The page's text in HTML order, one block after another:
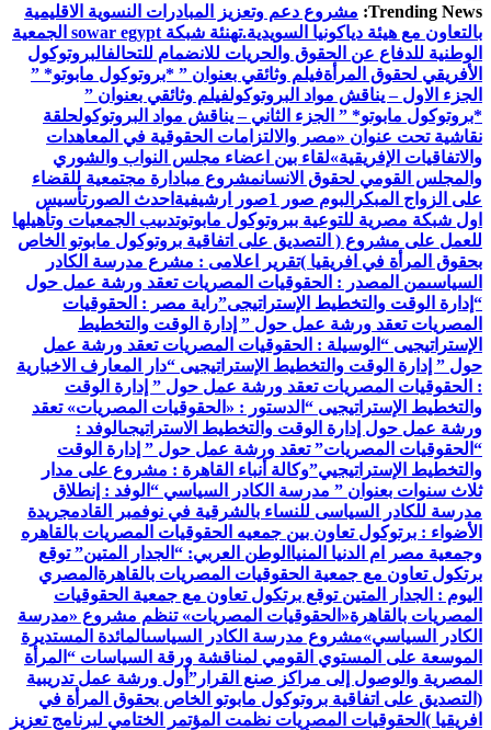
Trending News: مشروع دعم وتعزيز المبادرات النسوية الاقليمية
بالتعاون مع هيئة دياكونيا السويدية.
تهنئة شبكة sowar egypt الجمعية
الوطنية للدفاع عن الحقوق والحريات للانضمام للتحالفالبروتوكول
الأفريقي لحقوق المرأةفيلم وثائقي بعنوان ” *بروتوكول مابوتو* ”
الجزء الاول – يناقش مواد البروتوكولفيلم وثائقي بعنوان ”
*بروتوكول مابوتو* ” الجزء الثاني – يناقش مواد البروتوكولحلقة
نقاشية تحت عنوان «مصر والالتزامات الحقوقية في المعاهدات
والاتفاقيات الإفريقية»لقاء بين اعضاء مجلس النواب والشوري
والمجلس القومي لحقوق الانسانمشروع مبادارة مجتمعية للقضاء
على الزواج المبكر البوم صور 1 صور ارشيفية احدث الصورتأسيس
اول شبكة مصرية للتوعية ببروتوكول مابوتوتدىيب الجمعيات وتأهيلها
للعمل على مشروع ( التصديق على اتفاقية بروتوكول مابوتو الخاص
بحقوق المرأة في افريقيا )تقرير اعلامى : مشرع مدرسة الكادر
السياسىمن المصدر : الحقوقيات المصريات تعقد ورشة عمل حول
“إدارة الوقت والتخطيط الإستراتيجى”راية مصر : الحقوقيات
المصريات تعقد ورشة عمل حول ” إدارة الوقت والتخطيط
الإستراتيجيى “ الوسيلة : الحقوقيات المصريات تعقد ورشة عمل
حول ” إدارة الوقت والتخطيط الإستراتيجيى “دار المعارف الاخبارية
: الحقوقيات المصريات تعقد ورشة عمل حول ” إدارة الوقت
والتخطيط الإستراتيجيى “ الدستور : «الحقوقيات المصريات» تعقد
ورشة عمل حول إدارة الوقت والتخطيط الاستراتيجىالوفد :
“الحقوقيات المصريات” تعقد ورشة عمل حول ” إدارة الوقت
والتخطيط الإستراتيجيي”وكالة أنباء القاهرة : مشروع على مدار
ثلاث سنوات بعنوان ” مدرسة الكادر السياسي “ الوفد : إنطلاق
مدرسة للكادر السياسى للنساء بالشرقية في نوفمبر القادمجريدة
الأضواء : برتوكول تعاون بين جمعيه الحقوقيات المصريات بالقاهره
وجمعية مصر ام الدنيا المنيا الوطن العربي: “الجدار المتين” توقع
برتكول تعاون مع جمعية الحقوقيات المصريات بالقاهرة المصري
اليوم : الجدار المتين توقع برتكول تعاون مع جمعية الحقوقيات
المصريات بالقاهرة«الحقوقيات المصريات» تنظم مشروع «مدرسة
الكادر السياسي»مشروع مدرسة الكادر السياسىالمائدة المستديرة
الموسعة على المستوي القومي لمناقشة ورقة السياسات “المرأة
المصرية والوصول إلى مراكز صنع القرار” أول ورشة عمل تدريبية
(التصديق على اتفاقية بروتوكول مابوتو الخاص بحقوق المرأة في
افريقيا ) الحقوقيات المصريات نظمت المؤتمر الختامي لبرنامج تعزيز